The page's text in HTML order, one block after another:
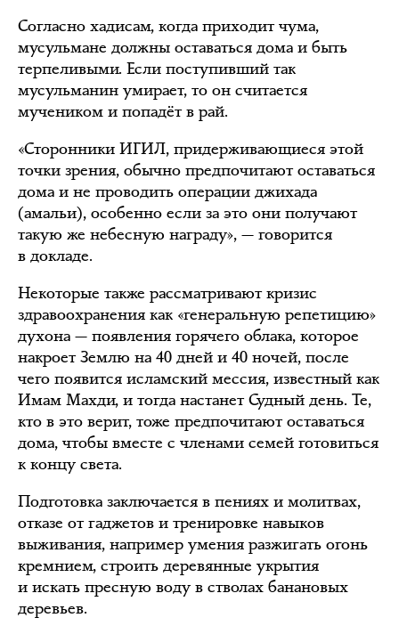
Согласно хадисам, когда приходит чума,
мусульмане должны оставаться дома и быть
терпеливыми. Если поступивший так
мусульманин умирает, то он считается
мучеником и попадёт в рай.
«Сторонники ИГИЛ, придерживающиеся этой
точки зрения, обычно предпочитают оставаться
дома и не проводить операции джихада
(амальи), особенно если за это они получают
такую же небесную награду», — говорится
в докладе.
Некоторые также рассматривают кризис
здравоохранения как «генеральную репетицию»
духона — появления горячего облака, которое
накроет Землю на 40 дней и 40 ночей, после
чего появится исламский мессия, известный как
Имам Махди, и тогда настанет Судный день. Те,
кто в это верит, тоже предпочитают оставаться
дома, чтобы вместе с членами семей готовиться
к концу света.
Подготовка заключается в пениях и молитвах,
отказе от гаджетов и тренировке навыков
выживания, например умения разжигать огонь
кремнием, строить деревянные укрытия
и искать пресную воду в стволах банановых
деревьев.